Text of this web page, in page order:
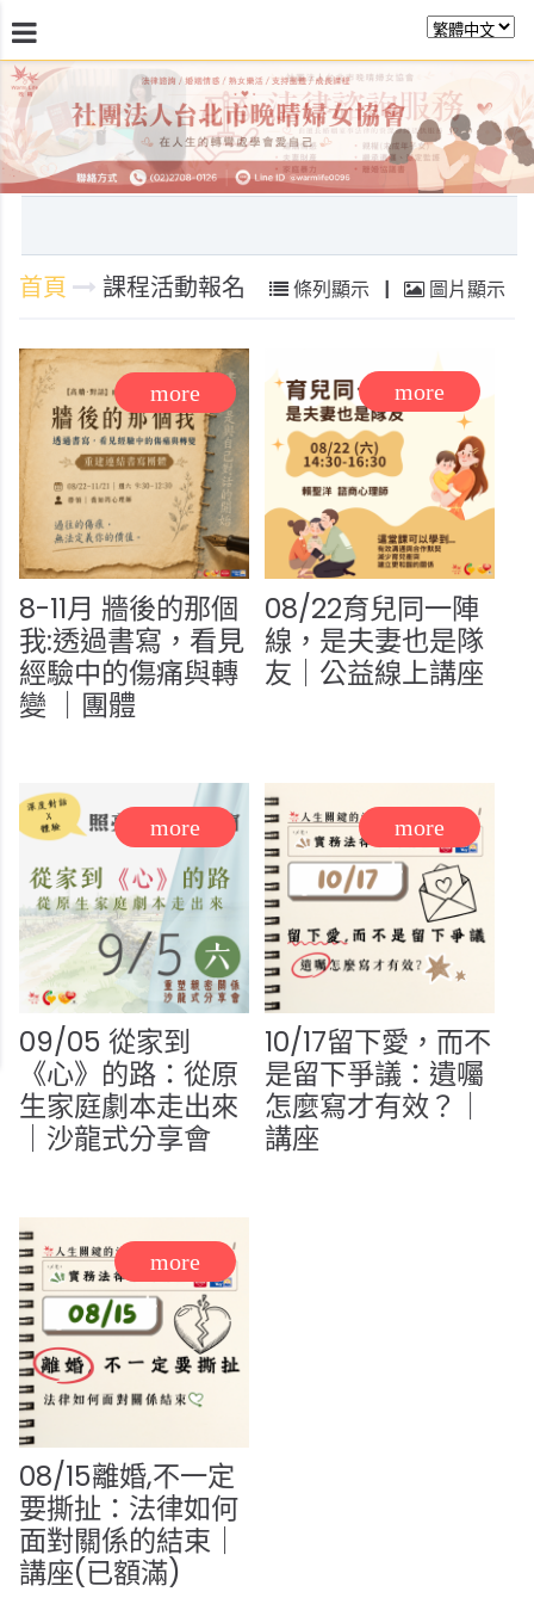
最新消息 關於晚晴 日常服務 課程活動
首頁 課程活動報名 條列顯示 | 圖片顯示
8-11月 牆後的那個
我:透過書寫，看見
經驗中的傷痛與轉
變 ｜團體
08/22育兒同一陣
線，是夫妻也是隊
友｜公益線上講座
09/05 從家到
《心》的路：從原
生家庭劇本走出來
｜沙龍式分享會
10/17留下愛，而不
是留下爭議：遺囑
怎麼寫才有效？｜
講座
08/15離婚,不一定
要撕扯：法律如何
面對關係的結束｜
講座(已額滿)